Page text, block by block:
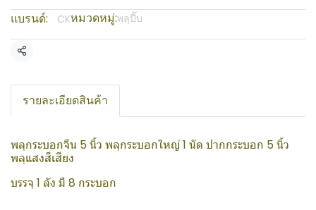
แบรนด์:
CKหมวดหมู่:พลุปี๊บ
แชร์
รายละเอียดสินค้า
พลุกระบอกจีน 5 นิ้ว พลุกระบอกใหญ่ 1 นัด ปากกระบอก 5 นิ้ว
พลุแสงสีเสียง
บรรจุ 1 ลัง มี 8 กระบอก